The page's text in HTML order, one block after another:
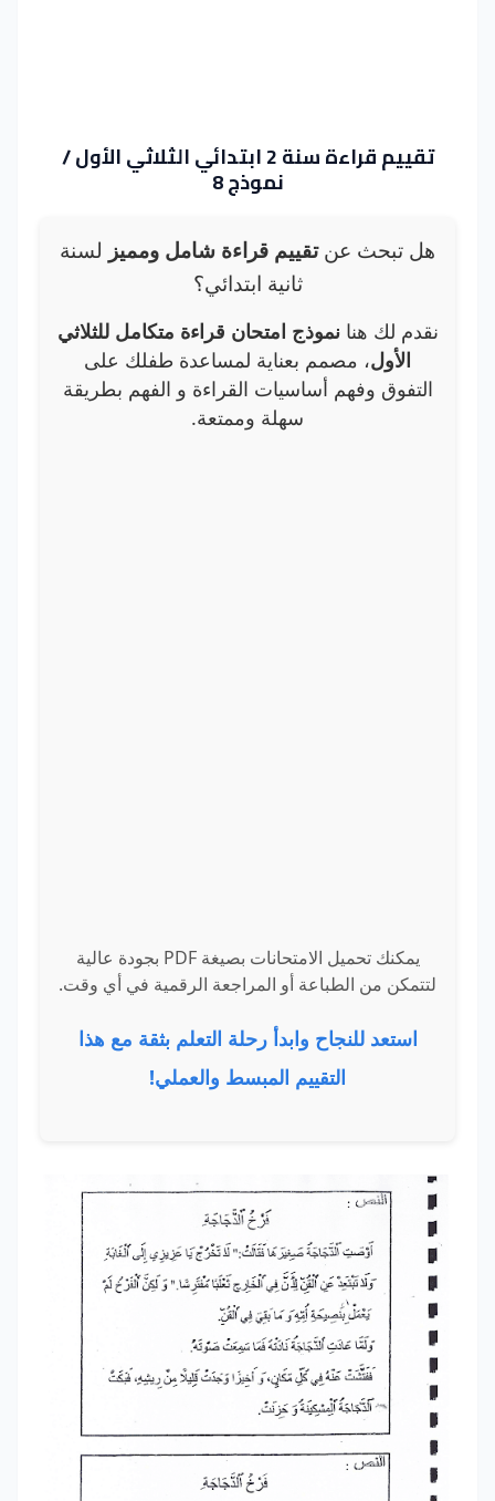
تقييم قراءة سنة 2 ابتدائي الثلاثي الأول /
نموذج 8
هل تبحث عنتقييم قراءة شامل ومميز لسنة
ثانية ابتدائي؟
نقدم لك هنانموذج امتحان قراءة متكامل للثلاثي
الأول، مصمم بعناية لمساعدة طفلك على
التفوق وفهم أساسيات القراءة و الفهم بطريقة
سهلة وممتعة.
يمكنك تحميل الامتحانات بصيغة PDF بجودة عالية
لتتمكن من الطباعة أو المراجعة الرقمية في أي وقت.
استعد للنجاح وابدأ رحلة التعلم بثقة مع هذا
التقييم المبسط والعملي!